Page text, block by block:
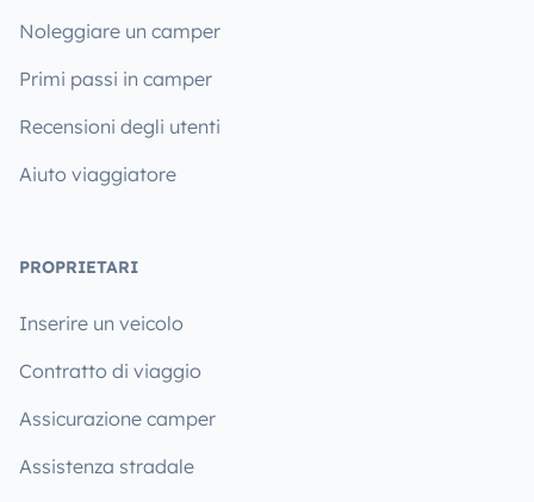
Noleggiare un camper
Primi passi in camper
Recensioni degli utenti
Aiuto viaggiatore
PROPRIETARI
Inserire un veicolo
Contratto di viaggio
Assicurazione camper
Assistenza stradale